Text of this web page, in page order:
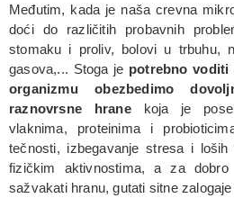
Međutim, kada je naša crevna
doći do različitih probavnih
stomaku i proliv, bolovi u trbuhu,
gasova,... Stoga je potrebno voditi
organizmu obezbedimo
raznovrsne hrane koja je
vlaknima, proteinima i
tečnosti, izbegavanje stresa i loših
fizičkim aktivnostima, a za
sažvakati hranu, gutati sitne